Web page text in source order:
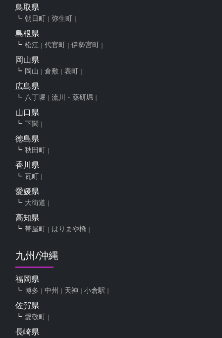
鳥取県
朝日町 弥生町
島根県
松江 代官町 伊勢宮町
岡山県
岡山 倉敷 表町
広島県
八丁堀 流川・薬研堀
山口県
下関
徳島県
秋田町
香川県
瓦町
愛媛県
大街道
高知県
帯屋町 はりまや橋
九州/沖縄
福岡県
博多 中州 天神 小倉駅
佐賀県
愛敬町
長崎県